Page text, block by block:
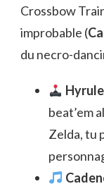
Crossbow
improbable (
du necro-
beat’em
Zelda, tu